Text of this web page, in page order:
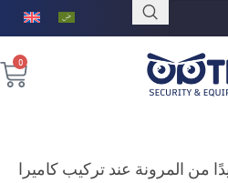
0
من المرونة عند تركيب كاميرا